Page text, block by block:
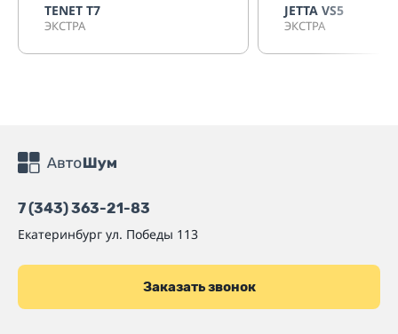
TENET T7
ЭКСТРА
JETTA VS5
ЭКСТРА
7 (343) 363-21-83
Екатеринбург ул. Победы 113
Заказать звонок